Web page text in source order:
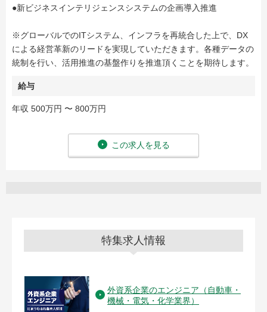
●新ビジネスインテリジェンスシステムの企画導入推進
※グローバルでのITシステム、インフラを再統合した上で、DX
による経営革新のリードを実現していただきます。各種データの
統制を行い、活用推進の基盤作りを推進頂くことを期待します。
給与
年収 500万円 〜 800万円
この求人を見る
特集求人情報
外資系企業のエンジニア（自動車・
機械・電気・化学業界）